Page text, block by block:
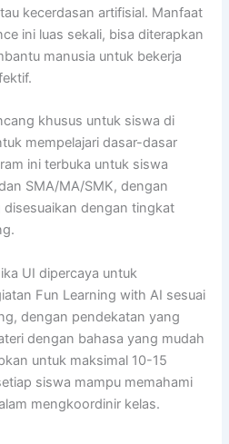
kecerdasan artifisial. Manfaat
ini luas sekali, bisa diterapkan
manusia untuk bekerja
khusus untuk siswa di
mempelajari dasar-dasar
ini terbuka untuk siswa
SMA/MA/SMK, dengan
dengan tingkat
UI dipercaya untuk
Fun Learning with AI sesuai
dengan pendekatan yang
dengan bahasa yang mudah
untuk maksimal 10-15
siswa mampu memahami
mengkoordinir kelas.